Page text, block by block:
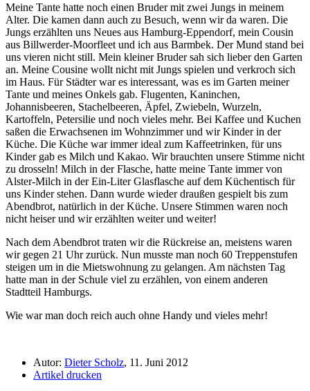
Meine Tante hatte noch einen Bruder mit zwei Jungs in meinem
Alter. Die kamen dann auch zu Besuch, wenn wir da waren. Die
Jungs erzählten uns Neues aus Hamburg-Eppendorf, mein Cousin
aus Billwerder-Moorfleet und ich aus Barmbek. Der Mund stand bei
uns vieren nicht still. Mein kleiner Bruder sah sich lieber den Garten
an. Meine Cousine wollt nicht mit Jungs spielen und verkroch sich
im Haus. Für Städter war es interessant, was es im Garten meiner
Tante und meines Onkels gab. Flugenten, Kaninchen,
Johannisbeeren, Stachelbeeren, Äpfel, Zwiebeln, Wurzeln,
Kartoffeln, Petersilie und noch vieles mehr. Bei Kaffee und Kuchen
saßen die Erwachsenen im Wohnzimmer und wir Kinder in der
Küche. Die Küche war immer ideal zum Kaffeetrinken, für uns
Kinder gab es Milch und Kakao. Wir brauchten unsere Stimme nicht
zu drosseln! Milch in der Flasche, hatte meine Tante immer von
Alster-Milch in der Ein-Liter Glasflasche auf dem Küchentisch für
uns Kinder stehen. Dann wurde wieder draußen gespielt bis zum
Abendbrot, natürlich in der Küche. Unsere Stimmen waren noch
nicht heiser und wir erzählten weiter und weiter!
Nach dem Abendbrot traten wir die Rückreise an, meistens waren
wir gegen 21 Uhr zurück. Nun musste man noch 60 Treppenstufen
steigen um in die Mietswohnung zu gelangen. Am nächsten Tag
hatte man in der Schule viel zu erzählen, von einem anderen
Stadtteil Hamburgs.
Wie war man doch reich auch ohne Handy und vieles mehr!
Autor: Dieter Scholz, 11. Juni 2012
Artikel drucken